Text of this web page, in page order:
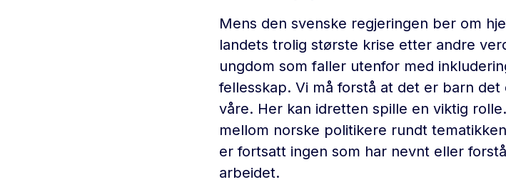
Mens den svenske regjeringen ber om
landets trolig største krise etter andre
ungdom som faller utenfor med
fellesskap. Vi må forstå at det er barn
våre. Her kan idretten spille en viktig
mellom norske politikere rundt
er fortsatt ingen som har nevnt eller
arbeidet.